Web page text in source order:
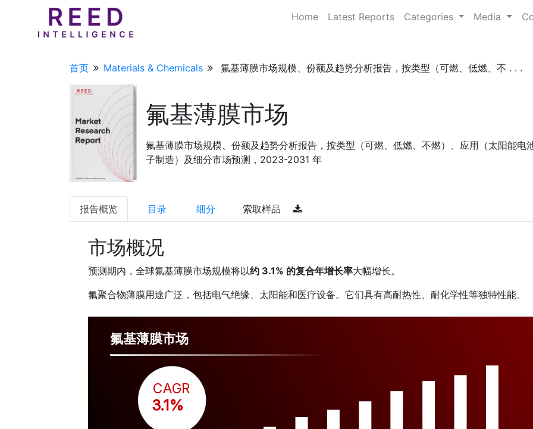
Home Latest Reports Categories Media
首页 Materials & Chemicals 氟基薄膜市场规模、份额及趋势分析报告，按类型（可燃、低燃、不 . . .
氟基薄膜市场
氟基薄膜市场规模、份额及趋势分析报告，按类型（可燃、低燃、不燃）、应用（太阳能电
子制造）及细分市场预测，2023-2031 年
报告概览 目录 细分 索取样品
市场概况
预测期内，全球氟基薄膜市场规模将以约 3.1% 的复合年增长率大幅增长。
氟聚合物薄膜用途广泛，包括电气绝缘、太阳能和医疗设备。它们具有高耐热性、耐化学性等独特性能。
氟基薄膜市场
CAGR
3.1%